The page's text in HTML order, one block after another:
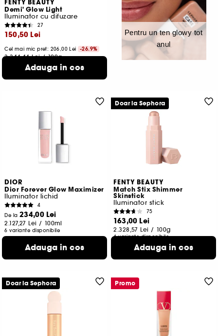
FENTY BEAUTY
Demi' Glow Light
Iluminator cu difuzare
27
150,50 Lei
Cel mai mic pret: 206,00 Lei -26.9%
3.344,44 Lei /100g
4 variante disponibile
Adauga in cos
Pentru un ten glowy tot
anul
DIOR
Dior Forever Glow Maximizer
Iluminator lichid
4
De la 234,00 Lei
2.127,27 Lei / 100ml
6 variante disponibile
Adauga in cos
FENTY BEAUTY
Match Stix Shimmer
Skinstick
Iluminator stick
75
163,00 Lei
2.328,57 Lei / 100g
4 variante disponibile
Adauga in cos
Doar la Sephora
Doar la Sephora Promo